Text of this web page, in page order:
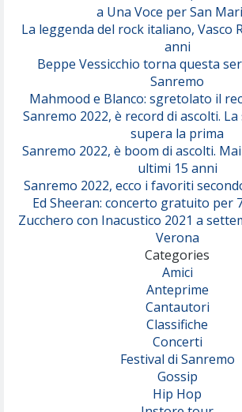
a Una Voce per San
La leggenda del rock italiano, Vasco
anni
Beppe Vessicchio torna questa
Sanremo
Mahmood e Blanco: sgretolato il
Sanremo 2022, è record di ascolti.
supera la prima
Sanremo 2022, è boom di ascolti.
ultimi 15 anni
Sanremo 2022, ecco i favoriti
Ed Sheeran: concerto gratuito per
Zucchero con Inacustico 2021 a
Verona
Categories
Amici
Anteprime
Cantautori
Classifiche
Concerti
Festival di Sanremo
Gossip
Hip Hop